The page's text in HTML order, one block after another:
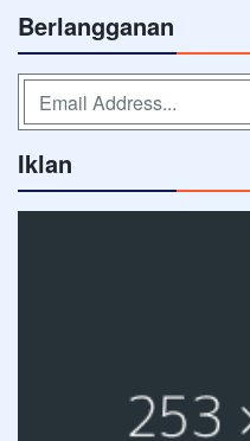
Berlangganan
Iklan